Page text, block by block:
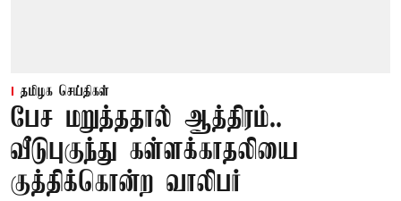
தமிழக செய்திகள்
பேச மறுத்ததால் ஆத்திரம்..
வீடுபுகுந்து கள்ளக்காதலியை
குத்திக்கொன்ற வாலிபர்